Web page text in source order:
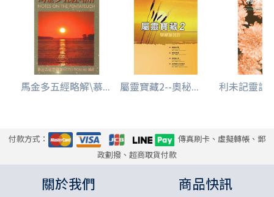
第一篇 詩的概述
第二篇 約伯記
第三篇 詩篇
第四篇 智慧書概述
第五篇 箴言
第六篇 傳道書
第七篇 雅歌
第十篇 耶利米書
第十一篇 耶利米哀歌
第十三篇 但以理書
第十四篇 何西阿書
馬金多五經略解\慕... 屬靈寶藏2--奧秘... 利未記靈訓
付款方式：
傳真刷卡、虛擬轉帳、郵
政劃撥、超商取貨付款
關於我們 商品快訊